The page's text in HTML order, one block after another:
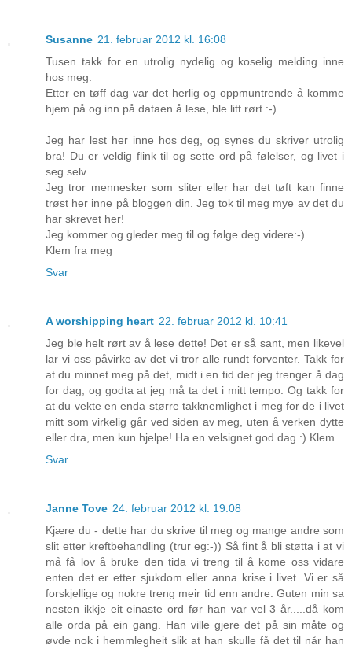
Susanne 21. februar 2012 kl. 16:08
Tusen takk for en utrolig nydelig og koselig melding inne
hos meg.
Etter en tøff dag var det herlig og oppmuntrende å komme
hjem på og inn på dataen å lese, ble litt rørt :-)
Jeg har lest her inne hos deg, og synes du skriver utrolig
bra! Du er veldig flink til og sette ord på følelser, og livet i
seg selv.
Jeg tror mennesker som sliter eller har det tøft kan finne
trøst her inne på bloggen din. Jeg tok til meg mye av det du
har skrevet her!
Jeg kommer og gleder meg til og følge deg videre:-)
Klem fra meg
Svar
A worshipping heart 22. februar 2012 kl. 10:41
Jeg ble helt rørt av å lese dette! Det er så sant, men likevel
lar vi oss påvirke av det vi tror alle rundt forventer. Takk for
at du minnet meg på det, midt i en tid der jeg trenger å dag
for dag, og godta at jeg må ta det i mitt tempo. Og takk for
at du vekte en enda større takknemlighet i meg for de i livet
mitt som virkelig går ved siden av meg, uten å verken dytte
eller dra, men kun hjelpe! Ha en velsignet god dag :) Klem
Svar
Janne Tove 24. februar 2012 kl. 19:08
Kjære du - dette har du skrive til meg og mange andre som
slit etter kreftbehandling (trur eg:-)) Så fint å bli støtta i at vi
må få lov å bruke den tida vi treng til å kome oss vidare
enten det er etter sjukdom eller anna krise i livet. Vi er så
forskjellige og nokre treng meir tid enn andre. Guten min sa
nesten ikkje eit einaste ord før han var vel 3 år.....då kom
alle orda på ein gang. Han ville gjere det på sin måte og
øvde nok i hemmlegheit slik at han skulle få det til når han